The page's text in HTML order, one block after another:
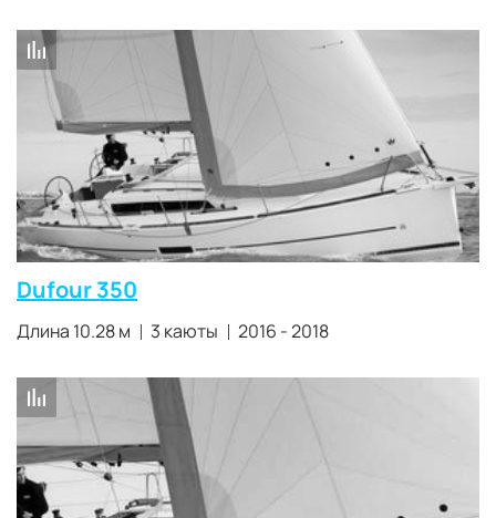
Dufour 350
Длина 10.28 м 3 каюты 2016 - 2018